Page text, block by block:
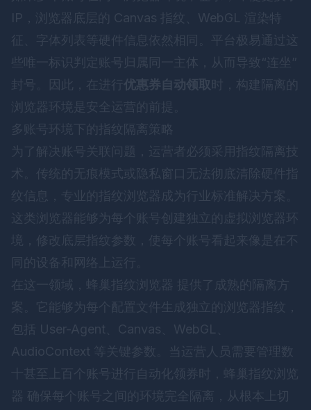
IP，浏览器底层的 Canvas 指纹、WebGL 渲染特
征、字体列表等硬件信息依然相同。平台极易通过这
些唯一标识判定账号归属同一主体，从而导致“连坐”
封号。因此，在进行 优惠券自动领取 时，构建隔离的
浏览器环境是安全运营的前提。
多账号环境下的指纹隔离策略
为了解决账号关联问题，运营者必须采用指纹隔离技
术。传统的无痕模式或隐私窗口无法彻底清除硬件指
纹信息，专业的指纹浏览器成为行业标准解决方案。
这类浏览器能够为每个账号创建独立的虚拟浏览器环
境，修改底层指纹参数，使每个账号看起来像是在不
同的设备和网络上运行。
在这一领域，
蜂巢指纹浏览器 提供了成熟的隔离方
案。它能够为每个配置文件生成独立的浏览器指纹，
包括 User-Agent、Canvas、WebGL、
AudioContext 等关键参数。当运营人员需要管理数
十甚至上百个账号进行自动化领券时，
蜂巢指纹浏览
器 确保每个账号之间的环境完全隔离，从根本上切